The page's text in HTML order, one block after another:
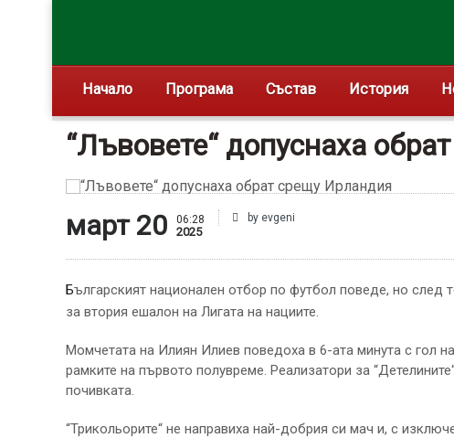
Начало Програма Състав История
“Лъвовете“ допуснаха
март 20 06:28
2025
by evgeni
Българският национален отбор по футбол поведе, но след това загуби мача си срещу Република Ирландия в първия бараж
за втория ешалон на Лигата на нациите.
Момчетата на Илиян Илиев поведоха в 6-ата минута с гол
рамките на първото полувреме. Реализатори за
почивката.
“Трикольорите“ не направиха най-добрия си мач и, с